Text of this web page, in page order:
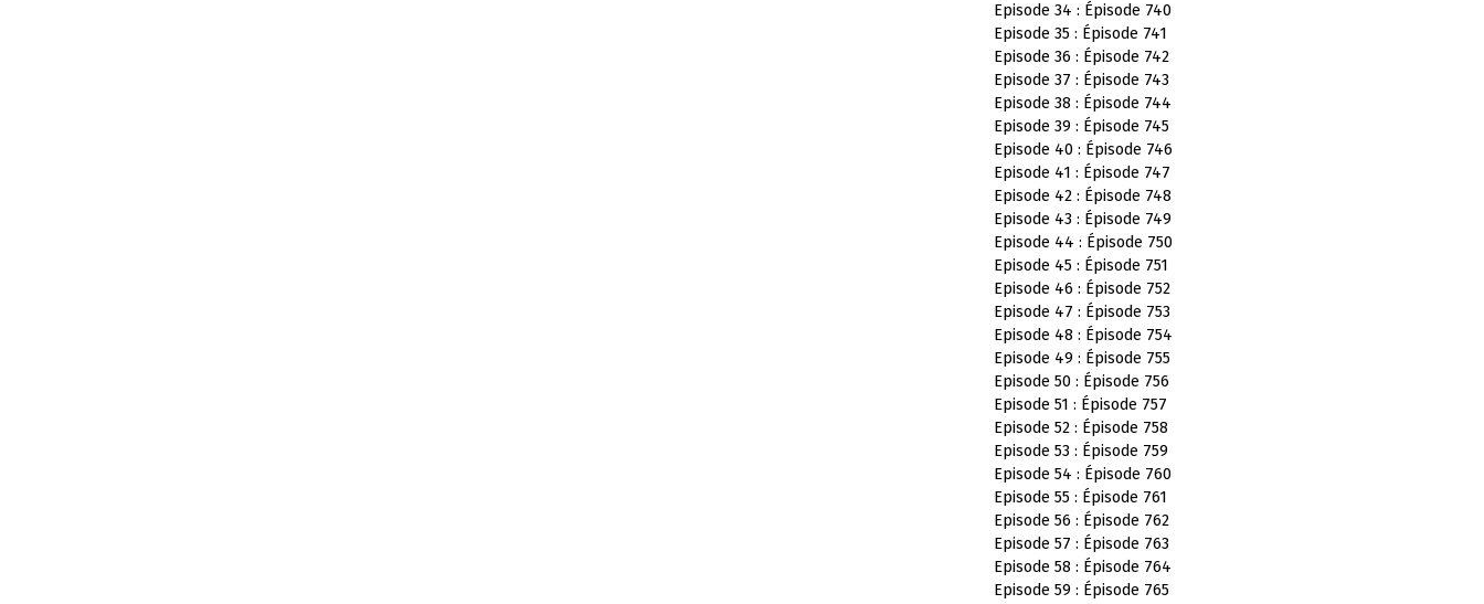
Episode 34 : Épisode 740
Episode 35 : Épisode 741
Episode 36 : Épisode 742
Episode 37 : Épisode 743
Episode 38 : Épisode 744
Episode 39 : Épisode 745
Episode 40 : Épisode 746
Episode 41 : Épisode 747
Episode 42 : Épisode 748
Episode 43 : Épisode 749
Episode 44 : Épisode 750
Episode 45 : Épisode 751
Episode 46 : Épisode 752
Episode 47 : Épisode 753
Episode 48 : Épisode 754
Episode 49 : Épisode 755
Episode 50 : Épisode 756
Episode 51 : Épisode 757
Episode 52 : Épisode 758
Episode 53 : Épisode 759
Episode 54 : Épisode 760
Episode 55 : Épisode 761
Episode 56 : Épisode 762
Episode 57 : Épisode 763
Episode 58 : Épisode 764
Episode 59 : Épisode 765